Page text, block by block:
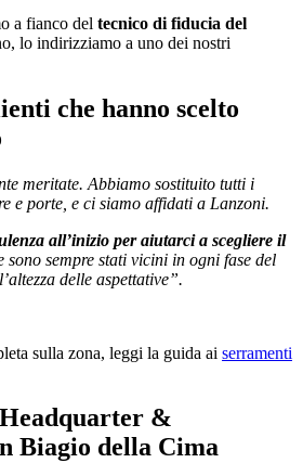
a fianco del tecnico di fiducia del
lo indirizziamo a uno dei nostri
che hanno scelto
meritate. Abbiamo sostituito tutti i
e porte, e ci siamo affidati a Lanzoni.
all’inizio per aiutarci a scegliere il
sono sempre stati vicini in ogni fase del
delle aspettative”.
sulla zona, leggi la guida ai serramenti
&
Biagio della Cima